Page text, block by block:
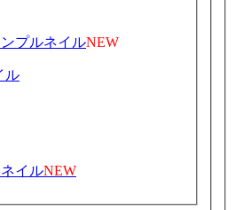
プルネイルNEW
ル
イルNEW